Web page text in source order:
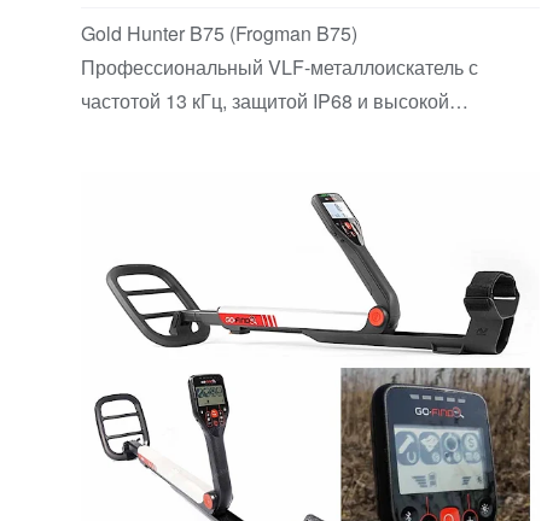
Gold Hunter B75 (Frogman B75)
Профессиональный VLF-металлоискатель с
частотой 13 кГц, защитой IP68 и высокой